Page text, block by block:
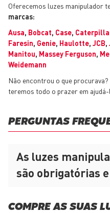
Oferecemos luzes manipulador
marcas:
Ausa Bobcat Case
Faresin Genie Haulotte JCB
Manitou Massey Ferguson
Weidemann
Não encontrou o que procurava?
teremos todo o prazer em ajudá-
PERGUNTAS
As luzes
são obrigatórias
COMPRE AS SUAS